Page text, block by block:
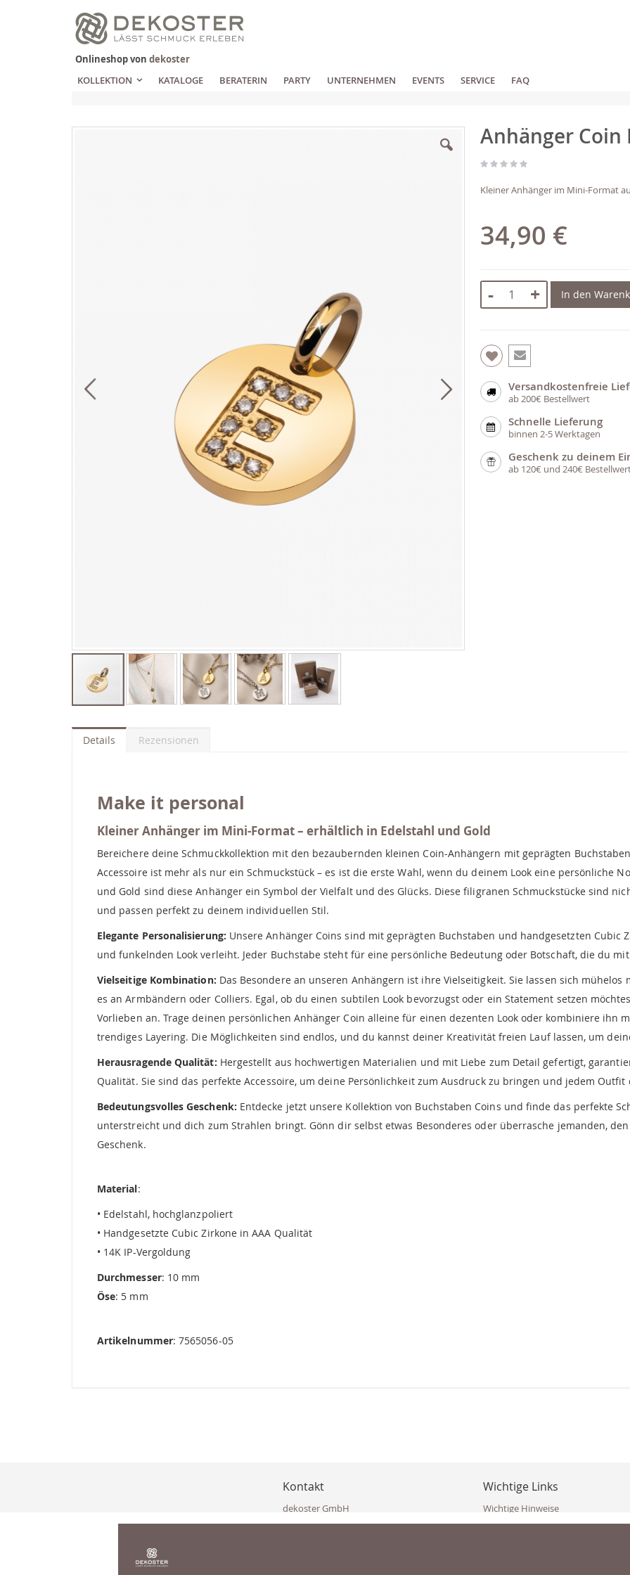
Zum
Inhalt
springen
Onlineshop von dekoster
KOLLEKTION
KATALOGE BERATERIN PARTY UNTERNEHMEN EVENTS SERVICE FAQ
Anfang
der
Anhänger Coin
Kleiner Anhänger im Mini-Format
34,90 €
- + In den
Versandkostenfreie
ab 200€ Bestellwert
Schnelle Lieferung
binnen 2-5 Werktagen
Geschenk zu deinem
ab 120€ und 240€
Details
Make it personal
Kleiner Anhänger im Mini-Format – erhältlich in Edelstahl und Gold
Bereichere deine Schmuckkollektion mit den bezaubernden kleinen Coin-Anhängern mit geprägten
Accessoire ist mehr als nur ein Schmuckstück – es ist die erste Wahl, wenn du deinem Look eine persönliche
und Gold sind diese Anhänger ein Symbol der Vielfalt und des Glücks. Diese filigranen Schmuckstücke sind
und passen perfekt zu deinem individuellen Stil.
Elegante Personalisierung: Unsere Anhänger Coins sind mit geprägten Buchstaben und handgesetzten Cubic
und funkelnden Look verleiht. Jeder Buchstabe steht für eine persönliche Bedeutung oder Botschaft, die du
Vielseitige Kombination: Das Besondere an unseren Anhängern ist ihre Vielseitigkeit. Sie lassen sich
es an Armbändern oder Colliers. Egal, ob du einen subtilen Look bevorzugst oder ein Statement setzen
Vorlieben an. Trage deinen persönlichen Anhänger Coin alleine für einen dezenten Look oder kombiniere ihn
trendiges Layering. Die Möglichkeiten sind endlos, und du kannst deiner Kreativität freien Lauf lassen, um
Herausragende Qualität: Hergestellt aus hochwertigen Materialien und mit Liebe zum Detail gefertigt,
Qualität. Sie sind das perfekte Accessoire, um deine Persönlichkeit zum Ausdruck zu bringen und jedem Outfit
Bedeutungsvolles Geschenk: Entdecke jetzt unsere Kollektion von Buchstaben Coins und finde das perfekte
unterstreicht und dich zum Strahlen bringt. Gönn dir selbst etwas Besonderes oder überrasche jemanden,
Geschenk.
Material:
• Edelstahl, hochglanzpoliert
• Handgesetzte Cubic Zirkone in AAA Qualität
• 14K IP-Vergoldung
Durchmesser: 10 mm
Öse: 5 mm
Artikelnummer: 7565056-05
Rezensionen
Kontakt
dekoster GmbH
Eisenkappler Str. 10
Wichtige Links
Wichtige Hinweise
Häufig gestellte Fragen (FAQ)